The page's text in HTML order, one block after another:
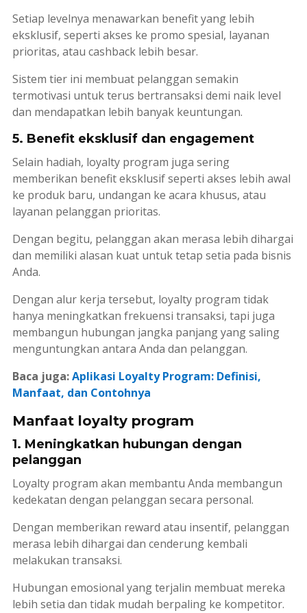
Setiap levelnya menawarkan benefityang lebih
eksklusif, seperti akses ke promo spesial, layanan
prioritas, atau cashbacklebih besar.
Sistem tierini membuat pelanggan semakin
termotivasi untuk terus bertransaksi demi naik level
dan mendapatkan lebih banyak keuntungan.
5. Benefit eksklusif dan engagement
Selain hadiah, loyalty program juga sering
memberikan benefiteksklusif seperti akses lebih awal
ke produk baru, undangan ke acara khusus, atau
layanan pelanggan prioritas.
Dengan begitu, pelanggan akan merasa lebih dihargai
dan memiliki alasan kuat untuk tetap setia pada bisnis
Anda.
Dengan alur kerja tersebut, loyalty program tidak
hanya meningkatkan frekuensi transaksi, tapi juga
membangun hubungan jangka panjang yang saling
menguntungkan antara Anda dan pelanggan.
Baca juga:Aplikasi Loyalty Program: Definisi,
Manfaat, dan Contohnya
Manfaat loyalty program
1. Meningkatkan hubungan dengan
pelanggan
Loyalty program akan membantu Anda membangun
kedekatan dengan pelanggan secara personal.
Dengan memberikan reward atau insentif, pelanggan
merasa lebih dihargai dan cenderung kembali
melakukan transaksi.
Hubungan emosional yang terjalin membuat mereka
lebih setia dan tidak mudah berpaling ke kompetitor.